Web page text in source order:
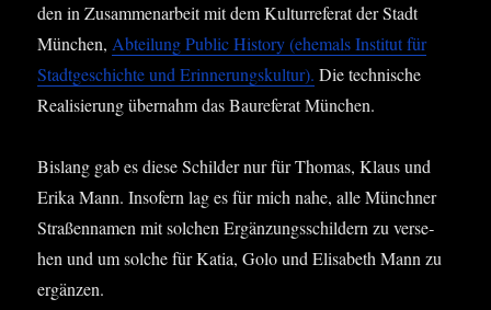
den in Zusam­men­ar­beit mit dem Kul­tur­re­fe­rat der Stadt
Mün­chen,Abtei­lung Public Histo­ry (ehe­mals Insti­tut für
Stadt­ge­schich­te und Erin­ne­rungs­kul­tur). Die tech­ni­sche
Rea­li­sie­rung über­nahm das Bau­re­fe­rat München.
Bis­lang gab es die­se Schil­der nur für Tho­mas, Klaus und
Eri­ka Mann. Inso­fern lag es für mich nahe, alle Münch­ner
Stra­ßen­na­men mit sol­chen Ergän­zungs­schil­dern zu ver­se­
hen und um sol­che für Katia, Golo und Eli­sa­beth Mann zu
ergänzen.